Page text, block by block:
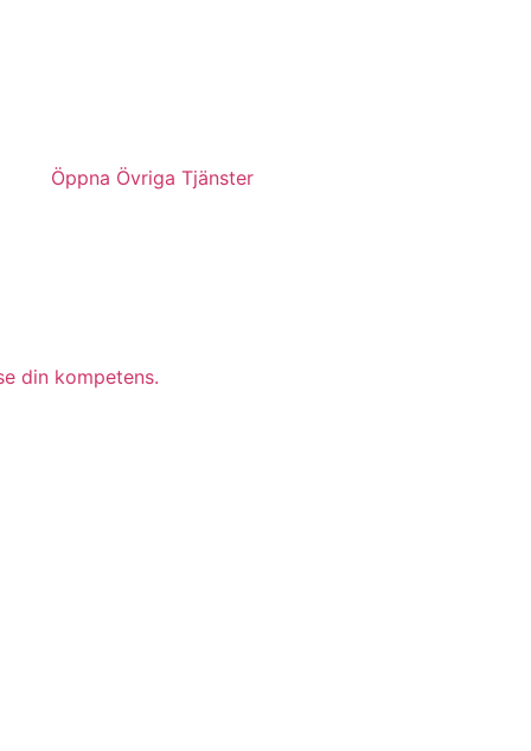
Öppna Övriga Tjänster
din kompetens.